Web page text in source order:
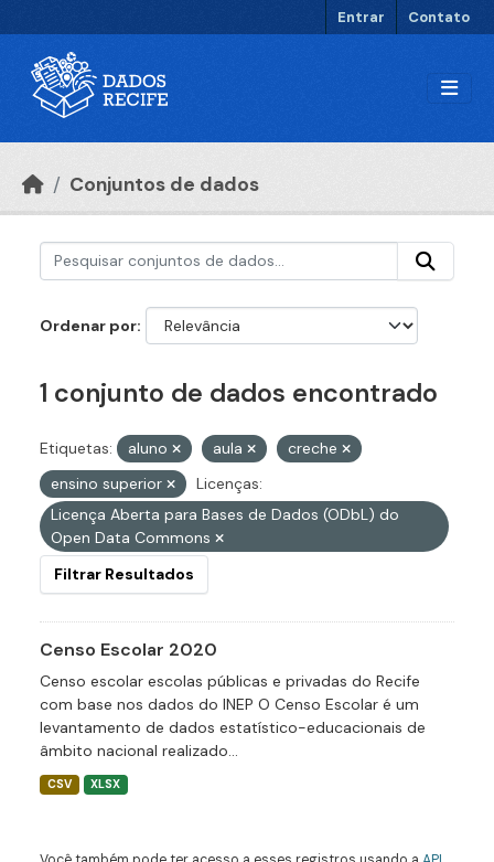
Entrar Contato
Conjuntos de dados
Ordenar por
1 conjunto de dados encontrado
Etiquetas: aluno aula
creche
ensino superior
Licenças:
Licença Aberta para Bases de Dados (ODbL) do
Open Data Commons
Filtrar Resultados
Censo Escolar 2020
Censo escolar escolas públicas e privadas do Recife
com base nos dados do INEP O Censo Escolar é um
levantamento de dados estatístico-educacionais de
âmbito nacional realizado...
CSV XLSX